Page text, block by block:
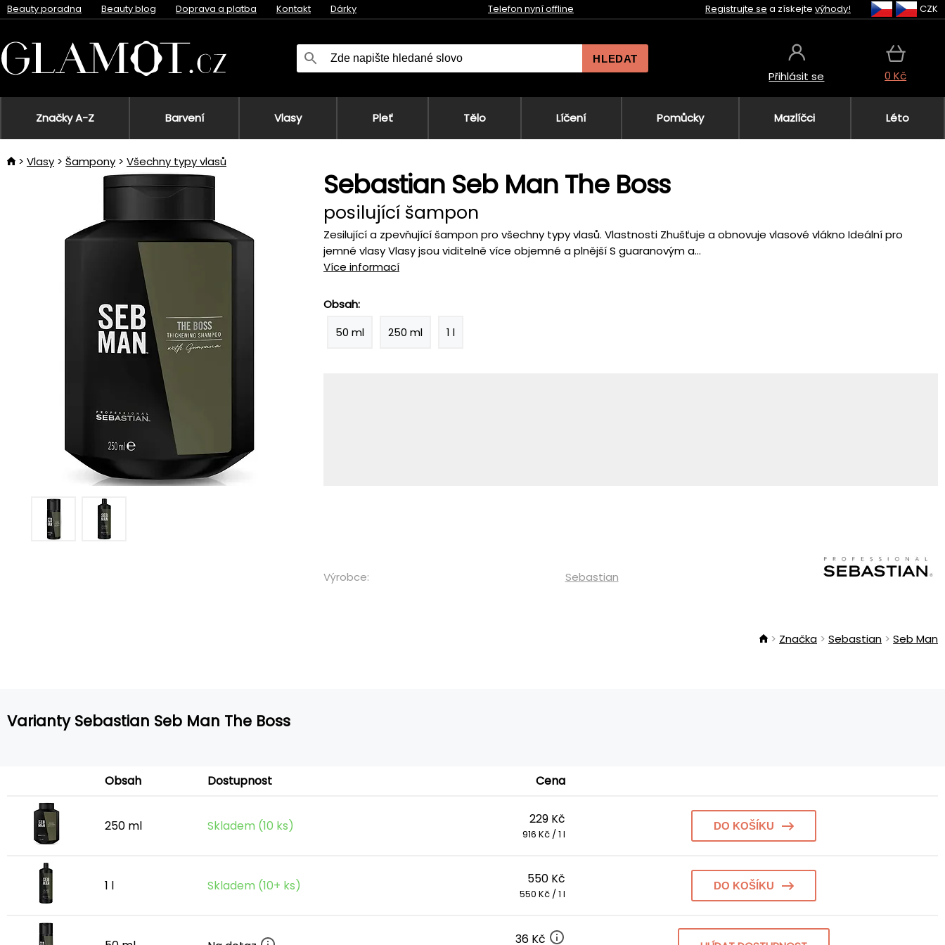
Beauty poradna Beauty blog Doprava a platba Kontakt Dárky Telefon nyní offline Registrujte se a získejte výhody! CZK
HLEDAT
Přihlásit se 0 Kč
Značky A-Z Barvení Vlasy Pleť Tělo Líčení Pomůcky Mazlíčci Léto
Vlasy Šampony Všechny typy vlasů
Sebastian Seb Man The Boss
posilující šampon
Zesilující a zpevňující šampon pro všechny typy vlasů. Vlastnosti Zhušťuje a obnovuje vlasové vlákno Ideální pro
jemné vlasy Vlasy jsou viditelně více objemné a plnější S guaranovým a...
Více informací
Obsah:
50 ml
250 ml 1 l
Výrobce: Sebastian
Značka Sebastian Seb Man
Varianty Sebastian Seb Man The Boss
Obsah Dostupnost Cena
250 ml Skladem (10 ks) 229 Kč
916 Kč / 1 l
DO KOŠÍKU
1 l Skladem (10+ ks) 550 Kč
550 Kč / 1 l
DO KOŠÍKU
36 Kč